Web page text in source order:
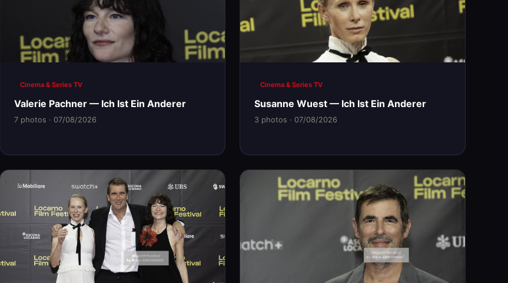
Cinema & Series TV
Valerie Pachner — Ich Ist Ein Anderer
7 photos · 07/08/2026
Cinema & Series TV
Susanne Wuest — Ich Ist Ein Anderer
3 photos · 07/08/2026